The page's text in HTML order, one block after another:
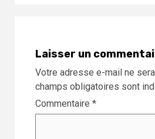
Laisser un
Votre adresse e-mail ne
champs obligatoires sont
Commentaire *